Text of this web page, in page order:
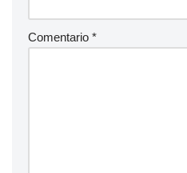
Comentario *